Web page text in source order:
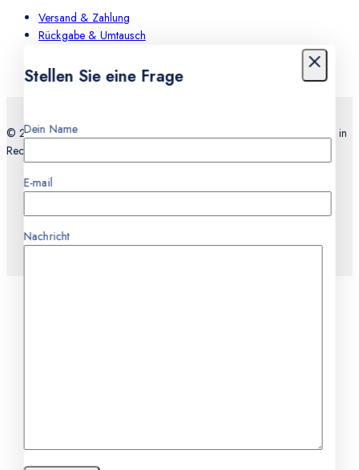
Versand & Zahlung
Rückgabe & Umtausch
© 2026 Teknocell Handy Reparatur, An und Verkauf Express Service in
Recklinghausen
Stellen Sie eine Frage
Dein Name
E-mail
Nachricht